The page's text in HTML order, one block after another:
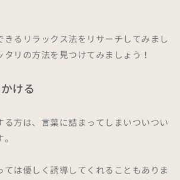
きるリラックス法をリサーチしてみまし
リの方法を見つけてみましょう！
ける
る方は、言葉に詰まってしまいついつい
ては優しく誘導してくれることもありま